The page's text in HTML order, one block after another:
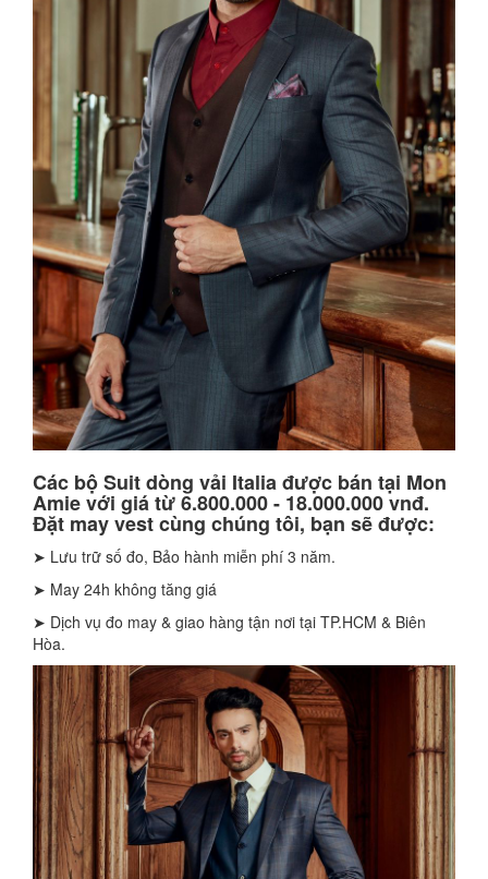
Các bộ Suit dòng vải Italia được bán tại Mon
Amie với giá từ 6.800.000 - 18.000.000 vnđ.
Đặt may vest cùng chúng tôi, bạn sẽ được:
➤ Lưu trữ số đo, Bảo hành miễn phí 3 năm.
➤ May 24h không tăng giá
➤ Dịch vụ đo may & giao hàng tận nơi tại TP.HCM & Biên
Hòa.